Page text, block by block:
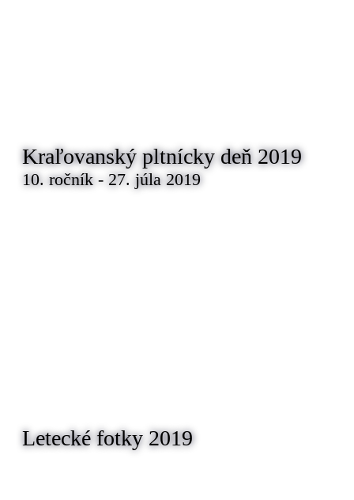
Kraľovanský pltnícky deň 2019
10. ročník - 27. júla 2019
Letecké fotky 2019